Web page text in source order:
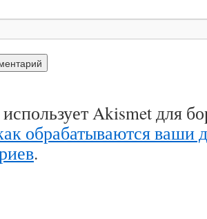
использует Akismet для
обрабатываются ваши
.